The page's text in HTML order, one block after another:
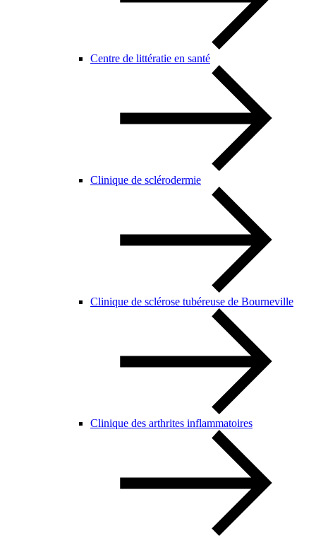
Centre de littératie en santé
Clinique de sclérodermie
Clinique de sclérose tubéreuse de Bourneville
Clinique des arthrites inflammatoires